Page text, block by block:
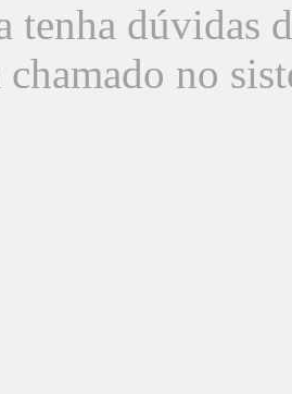
tenha dúvidas
chamado no